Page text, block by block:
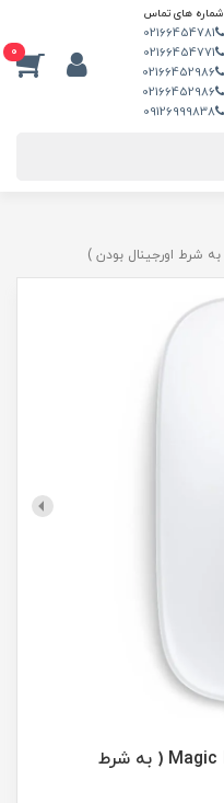
شماره های تماس
02166454781
02166454771
02166452986
02166452986
09126999838
0
موس بی‌سیم اپل مدلMagic Mouse 2 ( به شرط